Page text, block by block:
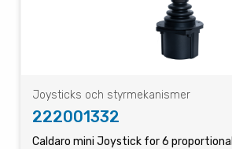
Joysticks och styrmekanismer
222001332
Caldaro mini Joystick for 6